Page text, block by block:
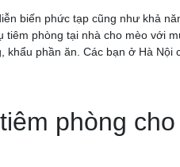
biến phức tạp cũng như khả
tiêm phòng tại nhà cho mèo với
phần ăn. Các bạn ở Hà Nội
phòng